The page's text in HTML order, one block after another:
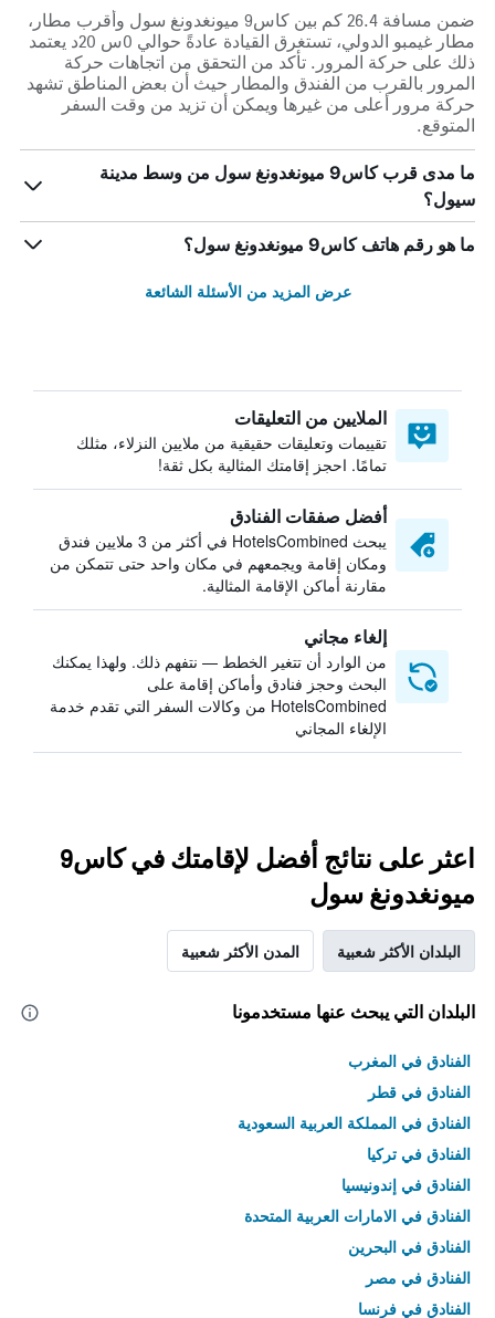
ضمن مسافة 26.4 كم بين كاس9 ميونغدونغ سول وأقرب مطار،
مطار غيمبو الدولي، تستغرق القيادة عادةً حوالي 0س 20د يعتمد
ذلك على حركة المرور. تأكد من التحقق من اتجاهات حركة
المرور بالقرب من الفندق والمطار حيث أن بعض المناطق تشهد
حركة مرور أعلى من غيرها ويمكن أن تزيد من وقت السفر
المتوقع.
ما مدى قرب كاس9 ميونغدونغ سول من وسط مدينة
سيول؟
ما هو رقم هاتف كاس9 ميونغدونغ سول؟
عرض المزيد من الأسئلة الشائعة
الملايين من التعليقات
تقييمات وتعليقات حقيقية من ملايين النزلاء، مثلك
تمامًا. احجز إقامتك المثالية بكل ثقة!
أفضل صفقات الفنادق
يبحث HotelsCombined في أكثر من 3 ملايين فندق
ومكان إقامة ويجمعهم في مكان واحد حتى تتمكن من
مقارنة أماكن الإقامة المثالية.
إلغاء مجاني
من الوارد أن تتغير الخطط — نتفهم ذلك. ولهذا يمكنك
البحث وحجز فنادق وأماكن إقامة على
HotelsCombined من وكالات السفر التي تقدم خدمة
الإلغاء المجاني
اعثر على نتائج أفضل لإقامتك في كاس9
ميونغدونغ سول
البلدان الأكثر شعبية المدن الأكثر شعبية
البلدان التي يبحث عنها مستخدمونا
الفنادق في المغرب
الفنادق في قطر
الفنادق في المملكة العربية السعودية
الفنادق في تركيا
الفنادق في إندونيسيا
الفنادق في الامارات العربية المتحدة
الفنادق في البحرين
الفنادق في مصر
الفنادق في فرنسا